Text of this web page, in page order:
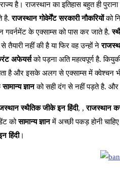
है। राजस्थान का इतिहास बहुत ही पुराना
है.राजस्थान गोवेर्मेंट सरकारी नौकरियोंको
गवर्नमेंट के एक्साम्स को पास कर जाते है.
नहीं की है या फिर वह उन्हों ने
अफेयर्सको पड़ना अति महत्वपूर्ण है.
है और इसके अलग से एक्साम्स में क्वेश्चन
सामान्य ज्ञानको सही दंग से नहीं पड़ते है. और
स्थैतिक जीके इन हिंदी, ,राजस्थान
कोसामान्य ज्ञानमें अच्छी पकड़ होनी
हिंदी।